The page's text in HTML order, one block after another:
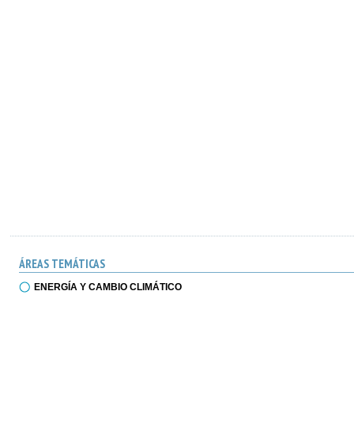
ÁREAS TEMÁTICAS
ENERGÍA Y CAMBIO CLIMÁTICO